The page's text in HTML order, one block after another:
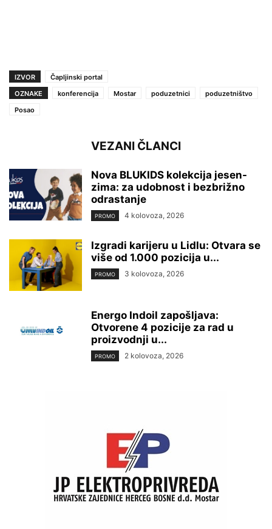
IZVOR
Čapljinski portal
OZNAKE
konferencija Mostar poduzetnici
poduzetništvo
Posao
VEZANI ČLANCI
Nova BLUKIDS kolekcija jesen-
zima: za udobnost i bezbrižno
odrastanje
PROMO 4 kolovoza, 2026
Izgradi karijeru u Lidlu: Otvara se
više od 1.000 pozicija u...
PROMO 3 kolovoza, 2026
Energo Indoil zapošljava:
Otvorene 4 pozicije za rad u
proizvodnji u...
PROMO 2 kolovoza, 2026